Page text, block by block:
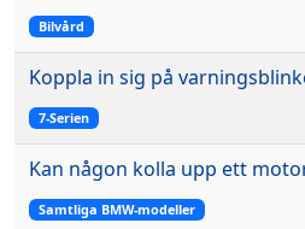
Bilvård
Koppla in sig på
7-Serien
Kan någon kolla upp ett
Samtliga BMW-modeller